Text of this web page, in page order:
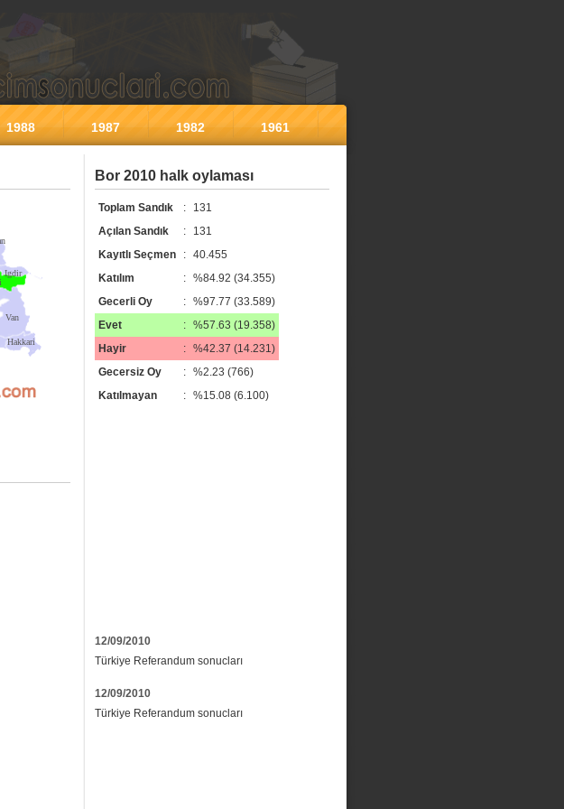
1988 1987 1982 1961
Van
Hakkari
Igdir
Bor 2010 halk oylaması
Toplam Sandık :
131
Açılan Sandık
:
131
Kayıtlı Seçmen
: 40.455
Katılım
: %84.92 (34.355)
Gecerli Oy
: %97.77 (33.589)
Evet
: %57.63 (19.358)
Hayir
: %42.37 (14.231)
Gecersiz Oy
: %2.23 (766)
Katılmayan
: %15.08 (6.100)
12/09/2010
Türkiye Referandum sonucları
12/09/2010
Türkiye Referandum sonucları